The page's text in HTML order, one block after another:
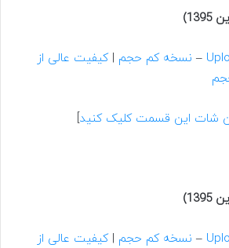
– نسخه کم حجم |کیفیت عالی از
شات این قسمت کلیک کنید]
– نسخه کم حجم |کیفیت عالی از